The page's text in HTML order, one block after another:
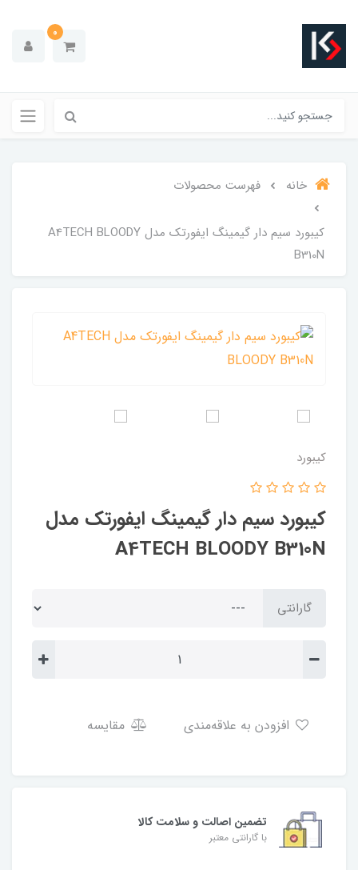
0
خانه فهرست محصولات
کیبورد سیم دار گیمینگ ایفورتک مدل A4TECH BLOODY
B310N
کیبورد
کیبورد سیم دار گیمینگ ایفورتک مدل
A4TECH BLOODY B310N
گارانتی
مقایسه
تضمین اصالت و سلامت کالا
با گارانتی معتبر